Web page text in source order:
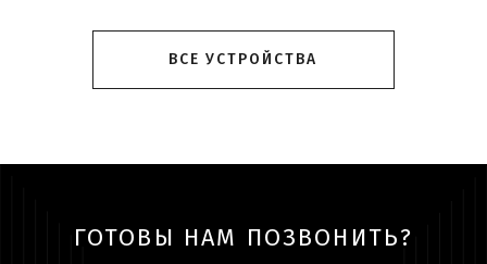
ВСЕ УСТРОЙСТВА
ГОТОВЫ НАМ ПОЗВОНИТЬ?